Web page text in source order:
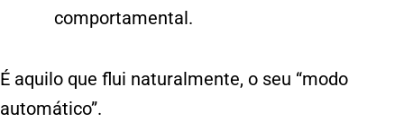
comportamental.
É aquilo que flui naturalmente, o seu “modo
automático”.